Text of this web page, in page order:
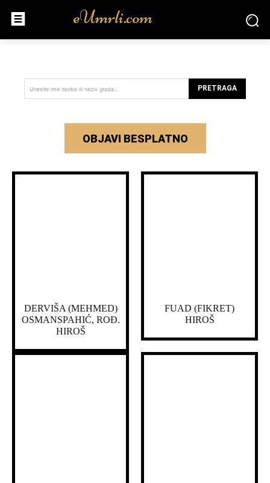
Unesite ime osobe ili naziv grada... PRETRAGA
OBJAVI BESPLATNO
DERVIŠA (MEHMED)
OSMANSPAHIĆ, ROĐ.
HIROŠ
FUAD (FIKRET)
HIROŠ